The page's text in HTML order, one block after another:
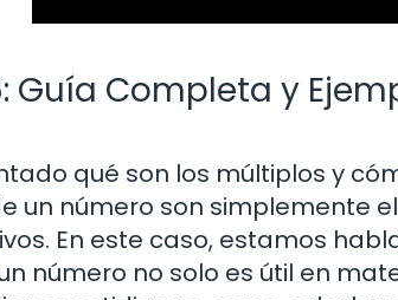
Guía Completa y
qué son los múltiplos y
un número son simplemente
En este caso, estamos
número no solo es útil en